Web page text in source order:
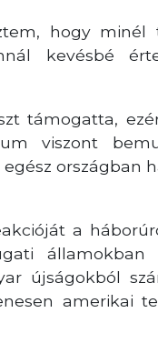
hogy minél
kevésbé
támogatta,
viszont
országban
a
államokban
újságokból
amerikai